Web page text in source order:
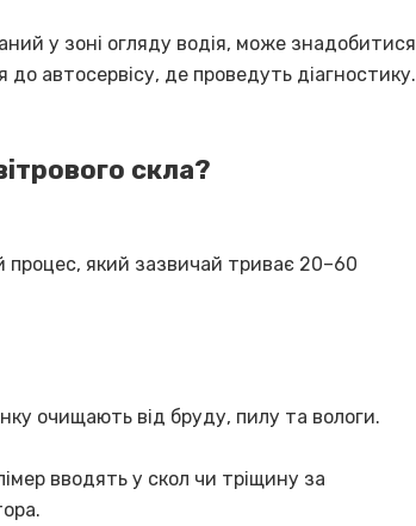
у зоні огляду водія, може знадобитися
до автосервісу, де проведуть діагностику.
скла?
процес, який зазвичай триває 20–60
очищають від бруду, пилу та вологи.
вводять у скол чи тріщину за